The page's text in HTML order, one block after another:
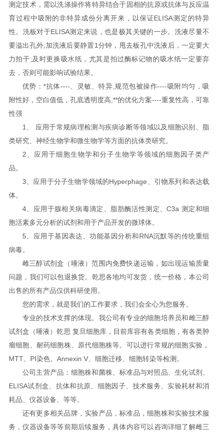
测定技术，需以洗涤操作将特异结合于固相的抗原或抗体与反应温
育过程中吸附的非特异成份分离开来，以保证ELISA测定的特异
性。洗板对于ELISA测定来说，也是极其关键的一步。洗液尽量不
要溢出孔外;加洗液后要静置1分钟，甩去板孔中洗液后，一定要大
力拍干;及时更换吸水纸，尤其是拍过酶标记物的吸水纸一定要弃
去，否则可能影响试验结果。
优势：*抗体----、灵敏、特异,规范包被操作----吸附均匀，吸
附性好，空白值低，孔底透明度高,**的优化方案----重复性高，可靠
性强
1、 应用于常规病理检测与疾病诊断等领域以及细胞识别、脂
类研究、神经生物学和微生物学等方面的抗体类研究。
2、应用于细胞生物学和分子生物学等领域的细胞因子类产
品。
3、应用于分子生物学领域的Hyperphage、引物系列和表达载
体。
4、应用于腺相关病毒滴定、脂肪酶活性测定、C3a 测定和细
胞活素多元分析的试剂和用于产品开发的微球体。
5、应用于基因表达、功能基因分析和RNA沉默等的传统重组
病毒。
雌三醇试剂盒（唾液）范围内免费快递运输，如出现运输质量
问题，我们可以包退换货。乾思各地均可发货，统一价格，本公司
出售的所有产品仅供科研使用。
您的需求，就是我们的工作要求，我们会全心为您服务。
专业的技术支撑的体现。我公司有专业的细胞培养员和雌三醇
试剂盒（唾液）乾思 复旦细胞库，目前库容有各类细胞，有各类肿
瘤细胞、耐药细胞株、原代细胞株等。可以进行常规的细胞实验，
MTT、PI染色、Annexin V、细胞迁移、细胞转染等检测。
公司主营产品：细胞株和菌株、标准品与对照品、生化试剂、
ELISA试剂盒、抗体和抗原、细胞因子、技术服务、实验耗材和消
耗品、仪器设备、等等。
还有更多相关品牌，实验产品，标准品，细胞株和实验技术服
务，仪器设备等等前期后续服务，具体内容可以咨询详细了解雌三